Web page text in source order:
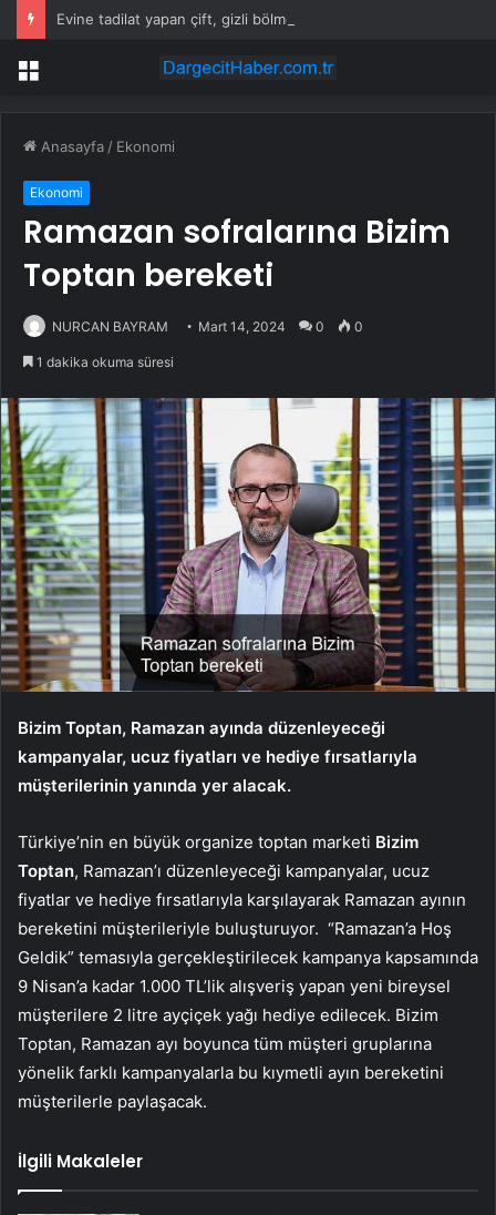
Menü
Anasayfa / Ekonomi
Ekonomi
Ramazan sofralarına Bizim
Toptan bereketi
NURCAN BAYRAM Mart 14, 2024 0 0
1 dakika okuma süresi
Bizim Toptan, Ramazan ayında düzenleyeceği
kampanyalar, ucuz fiyatları ve hediye fırsatlarıyla
müşterilerinin yanında yer alacak.
Türkiye’nin en büyük organize toptan marketi Bizim
Toptan, Ramazan’ı düzenleyeceği kampanyalar, ucuz
fiyatlar ve hediye fırsatlarıyla karşılayarak Ramazan ayının
bereketini müşterileriyle buluşturuyor. “Ramazan’a Hoş
Geldik” temasıyla gerçekleştirilecek kampanya kapsamında
9 Nisan’a kadar 1.000 TL’lik alışveriş yapan yeni bireysel
müşterilere 2 litre ayçiçek yağı hediye edilecek. Bizim
Toptan, Ramazan ayı boyunca tüm müşteri gruplarına
yönelik farklı kampanyalarla bu kıymetli ayın bereketini
müşterilerle paylaşacak.
İlgili Makaleler